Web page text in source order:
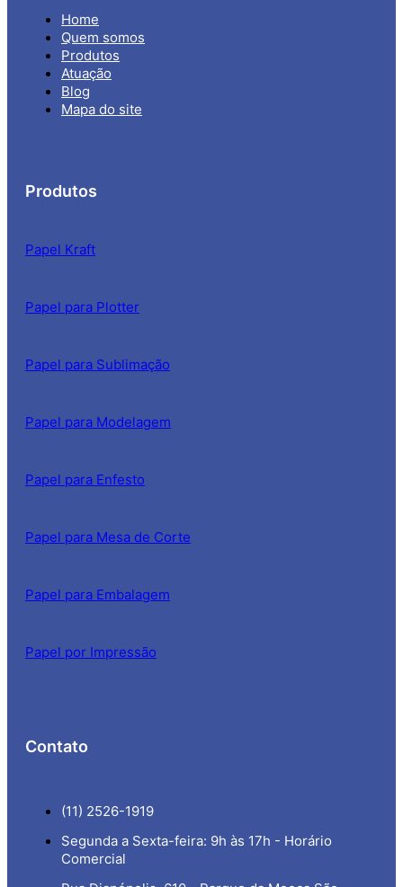
Home
Quem somos
Produtos
Atuação
Blog
Mapa do site
Produtos
Papel Kraft
Papel para Plotter
Papel para Sublimação
Papel para Modelagem
Papel para Enfesto
Papel para Mesa de Corte
Papel para Embalagem
Papel por Impressão
Contato
(11) 2526-1919
Segunda a Sexta-feira: 9h às 17h - Horário
Comercial